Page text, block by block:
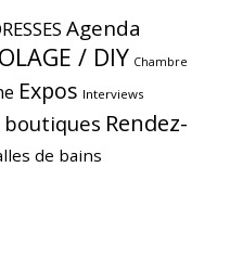
Agenda
/ DIY Chambre
Expos Interviews
boutiques Rendez-
de bains